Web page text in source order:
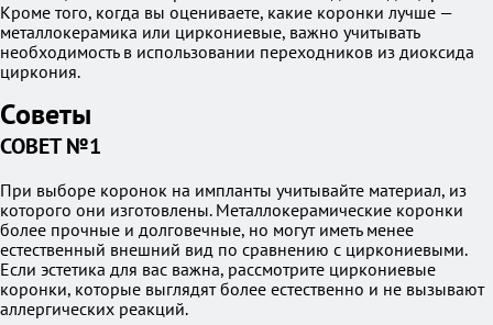
Кроме того, когда вы оцениваете, какие коронки лучше —
металлокерамика или циркониевые, важно учитывать
необходимость в использовании переходников из диоксида
циркония.
Советы
СОВЕТ №1
При выборе коронок на импланты учитывайте материал, из
которого они изготовлены. Металлокерамические коронки
более прочные и долговечные, но могут иметь менее
естественный внешний вид по сравнению с циркониевыми.
Если эстетика для вас важна, рассмотрите циркониевые
коронки, которые выглядят более естественно и не вызывают
аллергических реакций.